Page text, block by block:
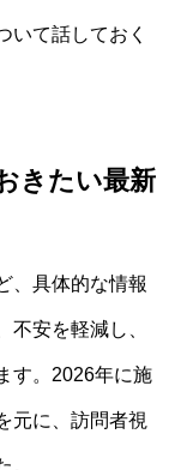
いて話しておく
きたい最新
、具体的な情報
不安を軽減し、
す。2026年に施
元に、訪問者視